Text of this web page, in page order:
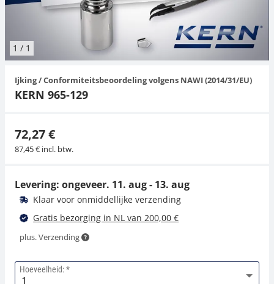
1 / 1
Ijking / Conformiteitsbeoordeling volgens NAWI (2014/31/EU)
KERN 965-129
72,27 €
87,45 € incl. btw.
Levering: ongeveer. 11. aug - 13. aug
Klaar voor onmiddellijke verzending
Gratis bezorging in NL van 200,00 €
plus. Verzending
Hoeveelheid:
Hangende weegschalen
Kraanweegschalen
Bankweegschaal
Weegschaal inclusief software
Accessoires
Spannings- en compressiebelastingcellen
Trekapparaten
Externe verlichting
Microscoop camera's
Toepassingen voor experts
Universele toepassingen
Kleurmeting
Accessoires